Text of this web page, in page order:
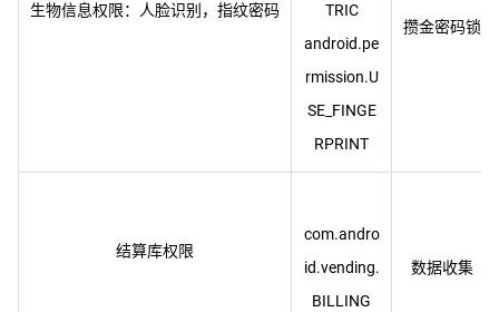
生物信息权限：人脸识别，指纹密码
TRIC
android.pe
rmission.U
SE_FINGE
结算库权限
com.andro
id.vending.